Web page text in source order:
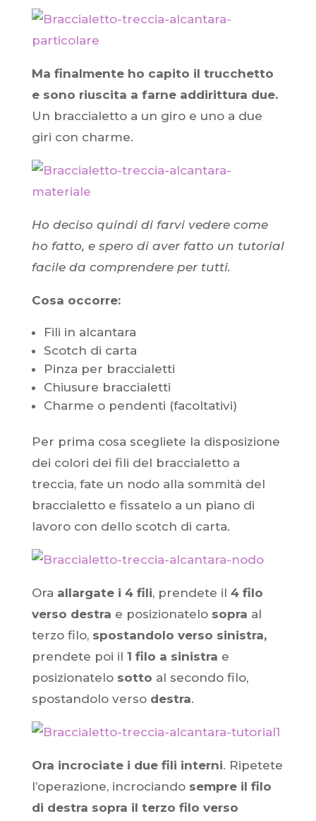
Ma finalmente ho capito il trucchetto
e sono riuscita a farne addirittura due.
Un braccialetto a un giro e uno a due
giri con charme.
Ho deciso quindi di farvi vedere come
ho fatto, e spero di aver fatto un tutorial
facile da comprendere per tutti.
Cosa occorre:
Fili in alcantara
Scotch di carta
Pinza per braccialetti
Chiusure braccialetti
Charme o pendenti (facoltativi)
Per prima cosa scegliete la disposizione
dei colori dei fili del braccialetto a
treccia, fate un nodo alla sommità del
braccialetto e fissatelo a un piano di
lavoro con dello scotch di carta.
Ora allargate i 4 fili, prendete il 4 filo
verso destra e posizionatelo sopra al
terzo filo, spostandolo verso sinistra,
prendete poi il 1 filo a sinistra e
posizionatelo sotto al secondo filo,
spostandolo verso destra.
Ora incrociate i due fili interni. Ripetete
l’operazione, incrociandosempre il filo
di destra sopra il terzo filo verso